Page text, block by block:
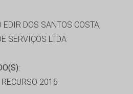
EDIR DOS SANTOS COSTA,
SERVIÇOS LTDA
2016